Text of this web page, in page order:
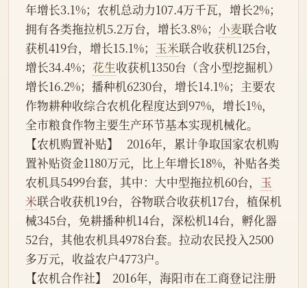
年增长3.1%；农机总动力107.4万千瓦，增长2%；
拥有各类拖拉机5.2万台，增长3.8%； 小麦联合收
获机419台，增长15.1%； 玉米联合收获机125台，
增长34.4%； 花生收获机1350台（含小型挖掘机）
增长16.2%；播种机6230台，增长14.1%；主要农
作物耕种收综合农机化程度达到97%，增长1%，
全市粮食作物主要生产环节基本实现机械化。
【农机购置补贴】   2016年，累计争取国家农机购
置补贴资金1180万元，比上年增长18%，补贴各类
农机具5499台套，其中：大中型拖拉机60台， 玉
米联合收获机19台，谷物联合收获机17台，植保机
械345台，免耕播种机14台，深松机14台，孵化器
52台，其他农机具4978台套。拉动农民投入2500
多万元，收益农户4773户。
【农机合作社】  2016年，海阳市在工商登记注册